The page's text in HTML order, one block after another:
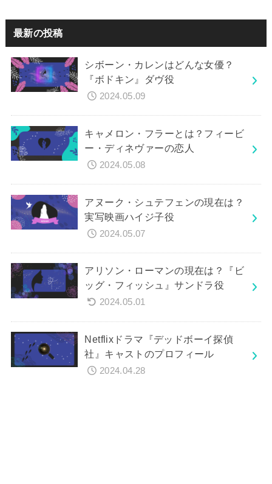
最新の投稿
シボーン・カレンはどんな女優？
『ボドキン』ダヴ役
2024.05.09
キャメロン・フラーとは？フィービ
ー・ディネヴァーの恋人
2024.05.08
アヌーク・シュテフェンの現在は？
実写映画ハイジ子役
2024.05.07
アリソン・ローマンの現在は？『ビ
ッグ・フィッシュ』サンドラ役
2024.05.01
Netflixドラマ『デッドボーイ探偵
社』キャストのプロフィール
2024.04.28